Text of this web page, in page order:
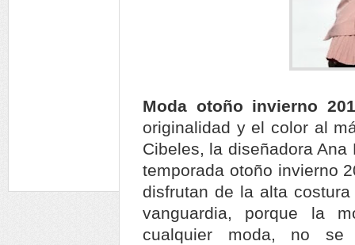
Moda otoño invierno
originalidad y el color al
Cibeles, la diseñadora
temporada otoño invierno
disfrutan de la alta
vanguardia, porque la
cualquier moda, no se